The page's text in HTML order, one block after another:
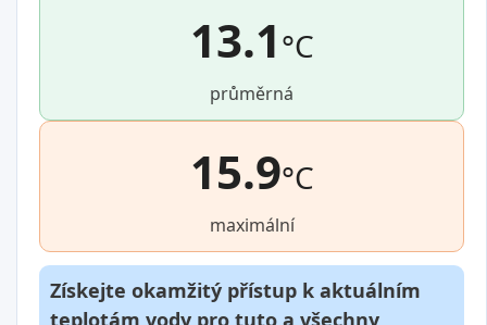
13.1°C
průměrná
15.9°C
maximální
Získejte okamžitý přístup k aktuálním
teplotám vody pro tuto a všechny